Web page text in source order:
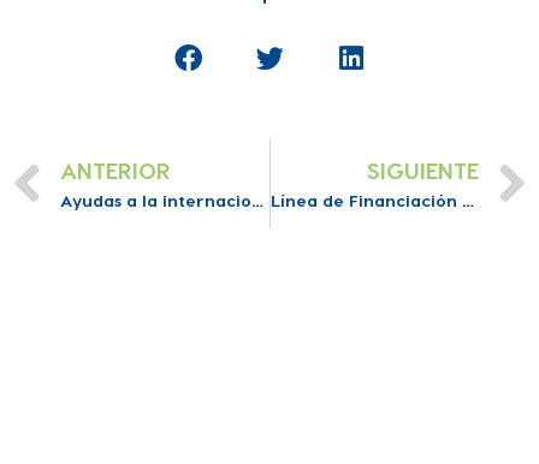
ANTERIOR
Ayudas a la internacionalización de pymes (Com. Valenciana)
SIGUIENTE
Línea de Financiación Reactiva Feder (Com. Valenciana)